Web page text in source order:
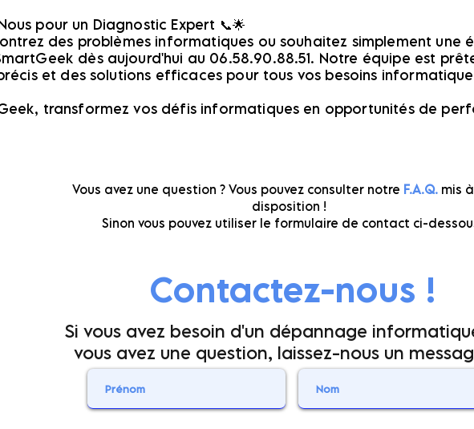
pour un Diagnostic Expert 📞🌟
des problèmes informatiques ou souhaitez simplement une
dès aujourd'hui au 06.58.90.88.51. Notre équipe est
et des solutions efficaces pour tous vos besoins
transformez vos défis informatiques en opportunités de
Vous avez une question ? Vous pouvez consulter notre F.A.Q. mis
disposition !
Sinon vous pouvez utiliser le formulaire de contact ci-
Contactez-nous !
Si vous avez besoin d'un dépannage
vous avez une question, laissez-nous un